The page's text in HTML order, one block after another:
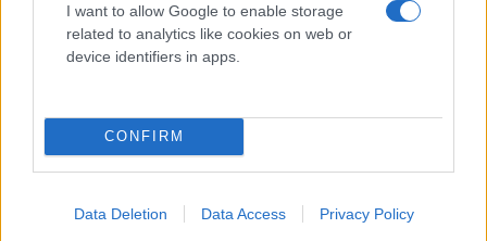
I want to allow Google to enable storage
related to analytics like cookies on web or
device identifiers in apps.
CONFIRM
Data Deletion Data Access Privacy Policy